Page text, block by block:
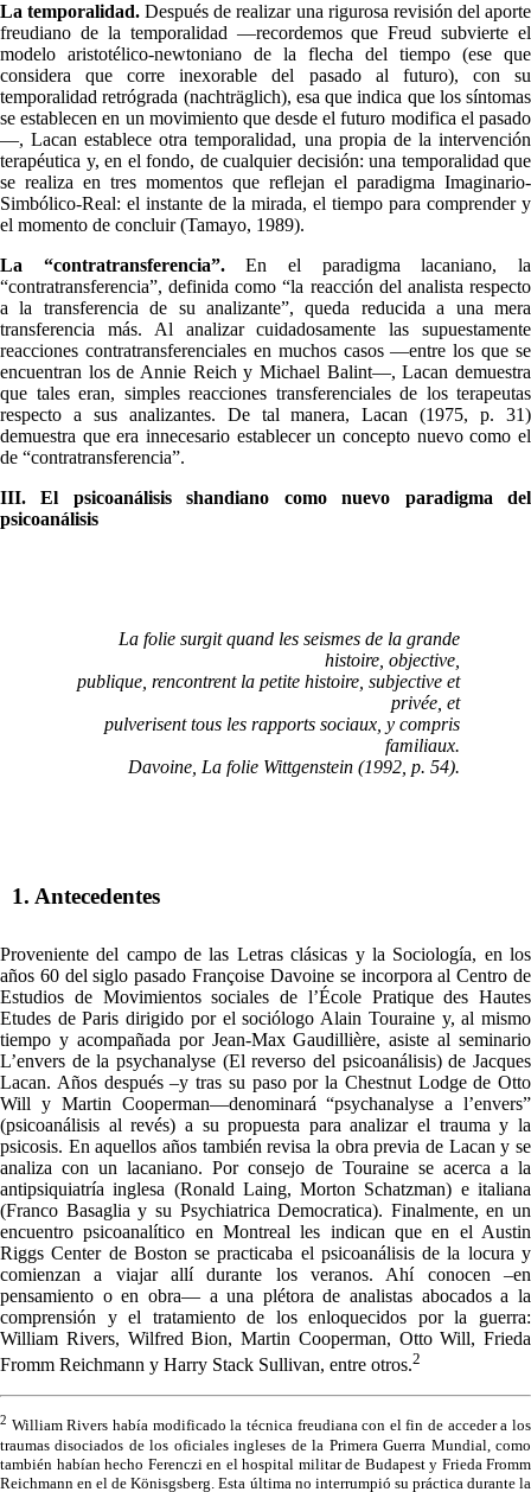
La temporalidad.Después de realizar una rigurosa revisión del aporte
freudiano de la temporalidad —recordemos que Freud subvierte el
modelo aristotélico-newtoniano de la flecha del tiempo (ese que
considera que corre inexorable del pasado al futuro), con su
temporalidad retrógrada (nachträglich), esa que indica que los síntomas
se establecen en un movimiento que desde el futuro modifica el pasado
—, Lacan establece otra temporalidad, una propia de la intervención
terapéutica y, en el fondo, de cualquier decisión: una temporalidad que
se realiza en tres momentos que reflejan el paradigma Imaginario-
Simbólico-Real: el instante de la mirada, el tiempo para comprender y
el momento de concluir (Tamayo, 1989).
La “contratransferencia”.En el paradigma lacaniano, la
“contratransferencia”, definida como “la reacción del analista respecto
a la transferencia de su analizante”, queda reducida a una mera
transferencia más. Al analizar cuidadosamente las supuestamente
reacciones contratransferenciales en muchos casos —entre los que se
encuentran los de Annie Reich y Michael Balint—, Lacan demuestra
que tales eran, simples reacciones transferenciales de los terapeutas
respecto a sus analizantes. De tal manera, Lacan (1975, p. 31)
demuestra que era innecesario establecer un concepto nuevo como el
de “contratransferencia”.
III. El psicoanálisis shandiano como nuevo paradigma del
psicoanálisis
La folie surgit quand les seismes de la grande
histoire, objective,
publique, rencontrent la petite histoire, subjective et
privée, et
pulverisent tous les rapports sociaux, y compris
familiaux.
Davoine, La folie Wittgenstein (1992, p. 54).
1. Antecedentes
Proveniente del campo de las Letras clásicas y la Sociología, en los
años 60 del siglo pasado Françoise Davoine se incorpora al Centro de
Estudios de Movimientos sociales de l’École Pratique des Hautes
Etudes de Paris dirigido por el sociólogo Alain Touraine y, al mismo
tiempo y acompañada por Jean-Max Gaudillière, asiste al seminario
L’envers de la psychanalyse (El reverso del psicoanálisis) de Jacques
Lacan. Años después –y tras su paso por la Chestnut Lodge de Otto
Will y Martin Cooperman—denominará “psychanalyse a l’envers”
(psicoanálisis al revés) a su propuesta para analizar el trauma y la
psicosis. En aquellos años también revisa la obra previa de Lacan y se
analiza con un lacaniano. Por consejo de Touraine se acerca a la
antipsiquiatría inglesa (Ronald Laing, Morton Schatzman) e italiana
(Franco Basaglia y su Psychiatrica Democratica). Finalmente, en un
encuentro psicoanalítico en Montreal les indican que en el Austin
Riggs Center de Boston se practicaba el psicoanálisis de la locura y
comienzan a viajar allí durante los veranos. Ahí conocen –en
pensamiento o en obra— a una plétora de analistas abocados a la
comprensión y el tratamiento de los enloquecidos por la guerra:
William Rivers, Wilfred Bion, Martin Cooperman, Otto Will, Frieda
Fromm Reichmann y Harry Stack Sullivan, entre otros.2
2 William Rivers había modificado la técnica freudiana con el fin de acceder a los
traumas disociados de los oficiales ingleses de la Primera Guerra Mundial, como
también habían hecho Ferenczi en el hospital militar de Budapest y Frieda Fromm
Reichmann en el de Könisgsberg. Esta última no interrumpió su práctica durante la